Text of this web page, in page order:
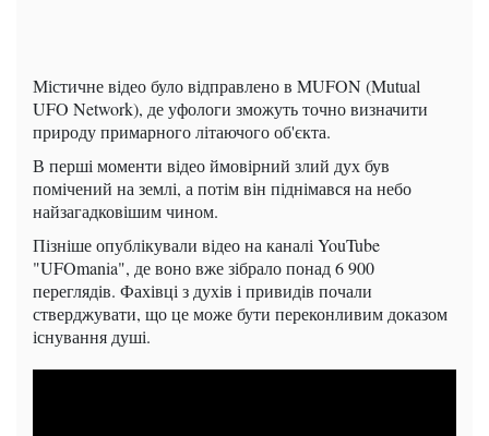
Містичне відео було відправлено в MUFON (Mutual
UFO Network), де уфологи зможуть точно визначити
природу примарного літаючого об'єкта.
В перші моменти відео ймовірний злий дух був
помічений на землі, а потім він піднімався на небо
найзагадковішим чином.
Пізніше опублікували відео на каналі YouTube
"UFOmania", де воно вже зібрало понад 6 900
переглядів. Фахівці з духів і привидів почали
стверджувати, що це може бути переконливим доказом
існування душі.